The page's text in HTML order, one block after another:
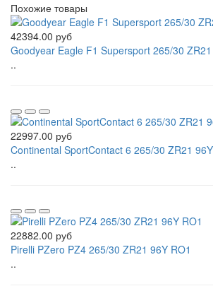
Похожие товары
42394.00 руб
Goodyear Eagle F1 Supersport 265/30
..
22997.00 руб
Continental SportContact 6 265/30 ZR21
..
22882.00 руб
Pirelli PZero PZ4 265/30 ZR21 96Y RO1
..